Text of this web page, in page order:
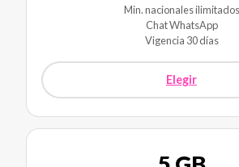
Min. nacionales ilimitados
Chat WhatsApp
Vigencia 30 días
Elegir